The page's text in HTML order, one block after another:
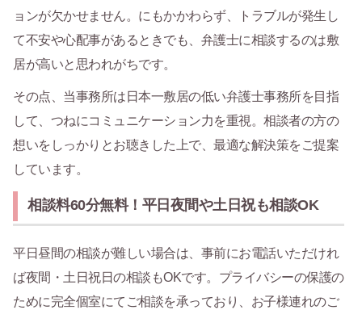
ョンが欠かせません。にもかかわらず、トラブルが発生し
て不安や心配事があるときでも、弁護士に相談するのは敷
居が高いと思われがちです。
その点、当事務所は日本一敷居の低い弁護士事務所を目指
して、つねにコミュニケーション力を重視。相談者の方の
想いをしっかりとお聴きした上で、最適な解決策をご提案
しています。
相談料60分無料！平日夜間や土日祝も相談OK
平日昼間の相談が難しい場合は、事前にお電話いただけれ
ば夜間・土日祝日の相談もOKです。プライバシーの保護の
ために完全個室にてご相談を承っており、お子様連れのご